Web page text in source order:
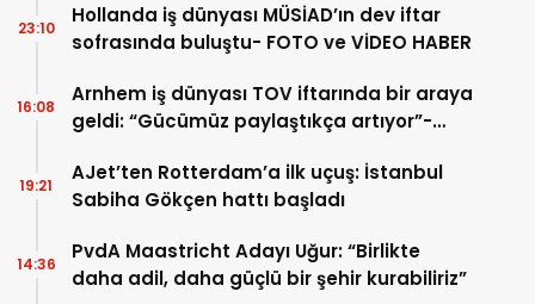
Hollanda iş dünyası MÜSİAD’ın dev iftar
sofrasında buluştu- FOTO ve VİDEO HABER
23:10
Arnhem iş dünyası TOV iftarında bir araya
geldi: “Gücümüz paylaştıkça artıyor”-
16:08
AJet’ten Rotterdam’a ilk uçuş: İstanbul
Sabiha Gökçen hattı başladı
19:21
PvdA Maastricht Adayı Uğur: “Birlikte
daha adil, daha güçlü bir şehir kurabiliriz”
14:36